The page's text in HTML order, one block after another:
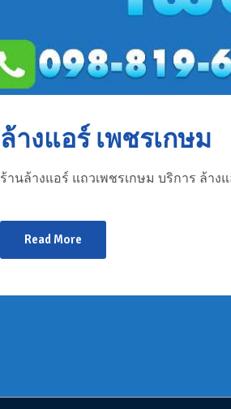
ล้างแอร์ เพชรเกษม
ร้านล้างแอร์ แถวเพชรเกษม บริการ ล้างแ
Read More